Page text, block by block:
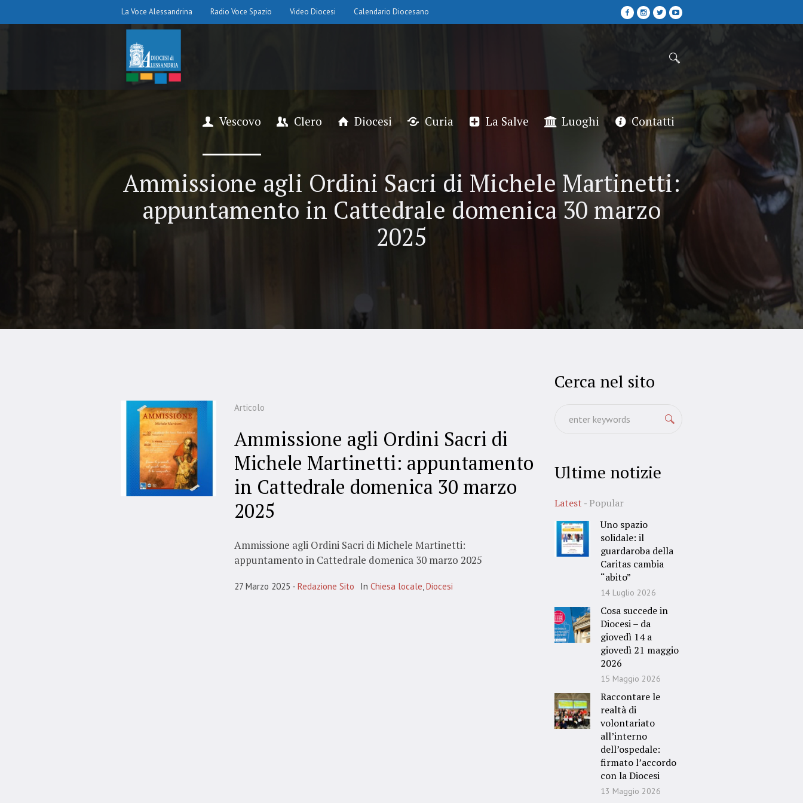
La Voce Alessandrina Radio Voce Spazio Video Diocesi Calendario Diocesano
Vescovo Clero Diocesi Curia La Salve Luoghi Contatti
Ammissione agli Ordini Sacri di Michele Martinetti:
appuntamento in Cattedrale domenica 30 marzo
2025
Articolo
Ammissione agli Ordini Sacri di
Michele Martinetti: appuntamento
in Cattedrale domenica 30 marzo
2025
Ammissione agli Ordini Sacri di Michele Martinetti:
appuntamento in Cattedrale domenica 30 marzo 2025
27 Marzo 2025 Redazione Sito In Chiesa locale,Diocesi
Cerca nel sito
Ultime notizie
Latest
Popular
Uno spazio
solidale: il
guardaroba della
Caritas cambia
“abito”
14 Luglio 2026
Cosa succede in
Diocesi – da
giovedì 14 a
giovedì 21 maggio
2026
15 Maggio 2026
Raccontare le
realtà di
volontariato
all’interno
dell’ospedale:
firmato l’accordo
con la Diocesi
13 Maggio 2026